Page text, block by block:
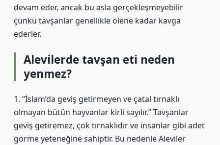
devam eder, ancak bu asla gerçekleşmeyebilir
çünkü tavşanlar genellikle ölene kadar kavga
ederler.
Alevilerde tavşan eti neden
yenmez?
1. “İslam’da geviş getirmeyen ve çatal tırnaklı
olmayan bütün hayvanlar kirli sayılır.” Tavşanlar
geviş getiremez, çok tırnaklıdır ve insanlar gibi adet
görme yeteneğine sahiptir. Bu nedenle Aleviler